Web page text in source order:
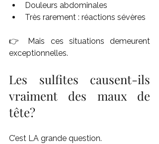
Douleurs abdominales
Très rarement : réactions sévères
👉 Mais ces situations demeurent
exceptionnelles.
Les sulfites causent-ils
vraiment des maux de
tête?
C’est LA grande question.